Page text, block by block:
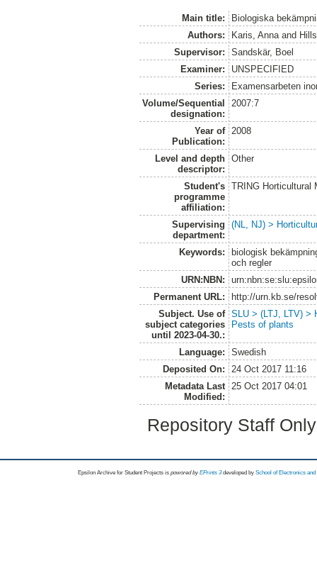
Main title:
Biologiska
Authors:
Karis, Anna and
Supervisor:
Sandskär, Boel
Examiner:
UNSPECIFIED
Series:
Examensarbeten
Volume/Sequential
designation:
2007:7
Year of
Publication:
2008
Level and depth
descriptor:
Other
Student's
programme
affiliation:
TRING Horticultural
Supervising
department:
(NL, NJ) >
Keywords:
biologisk
och regler
URN:NBN:
Permanent URL:
http://urn.kb.se/
Subject. Use of
subject categories
until 2023-04-30.:
SLU > (LTJ, LTV) >
Pests of plants
Language:
Swedish
Deposited On:
24 Oct 2017 11:16
Metadata Last
Modified:
25 Oct 2017 04:01
Repository Staff
Epsilon Archive for Student Projects is powored byEPrints 3 developed by School of Electronics